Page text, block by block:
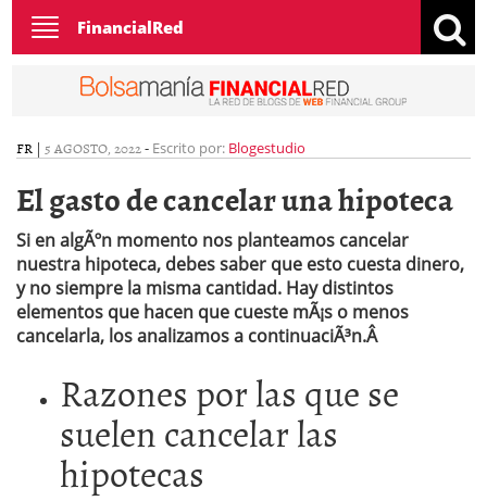
Toggle
navigation
FinancialRed
FR | 5 AGOSTO, 2022- Escrito por: Blogestudio
El gasto de cancelar una hipoteca
Si en algÃºn momento nos planteamos cancelar
nuestra hipoteca, debes saber que esto cuesta dinero,
y no siempre la misma cantidad. Hay distintos
elementos que hacen que cueste mÃ¡s o menos
cancelarla, los analizamos a continuaciÃ³n.Â
Razones por las que se
suelen cancelar las
hipotecas